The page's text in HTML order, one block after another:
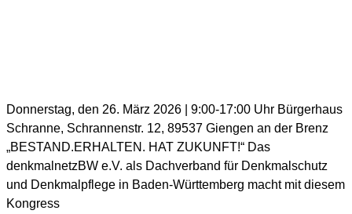
SHB Redaktion
Donnerstag, den 26. März 2026 | 9:00-17:00 Uhr Bürgerhaus
Schranne, Schrannenstr. 12, 89537 Giengen an der Brenz
„BESTAND.ERHALTEN. HAT ZUKUNFT!“ Das
denkmalnetzBW e.V. als Dachverband für Denkmalschutz
und Denkmalpflege in Baden-Württemberg macht mit diesem
Kongress